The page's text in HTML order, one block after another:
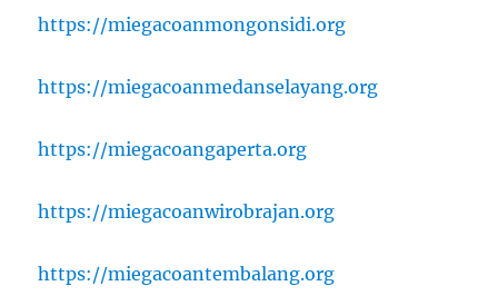
https://miegacoanmongonsidi.org
https://miegacoanmedanselayang.org
https://miegacoangaperta.org
https://miegacoanwirobrajan.org
https://miegacoantembalang.org